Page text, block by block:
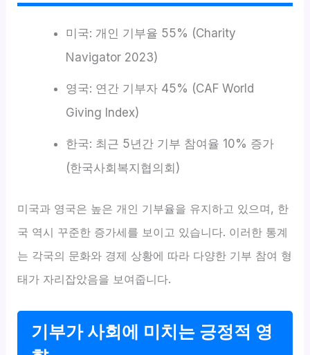
미국: 개인 기부율 55% (Charity
Navigator 2023)
영국: 연간 기부자 45% (CAF World
Giving Index)
한국: 최근 5년간 기부 참여율 10% 증가
(한국사회복지협의회)
미국과 영국은 높은 개인 기부율을 유지하고 있으며, 한
국 역시 꾸준한 증가세를 보이고 있습니다. 이러한 통계
는 각국의 문화와 경제 상황에 따라 다양한 기부 참여 형
태가 자리잡았음을 보여줍니다.
기부가 사회에 미치는 긍정적 영